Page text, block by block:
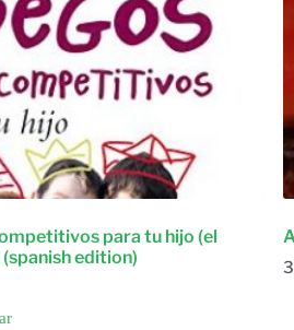
para tu hijo (el
edition)